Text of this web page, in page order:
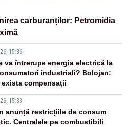
carburanților: Petromidia
15:36
va întrerupe energia electrică la
industriali? Bolojan:
exista compensații
15:33
anunță restricțiile de consum
Centralele pe combustibili